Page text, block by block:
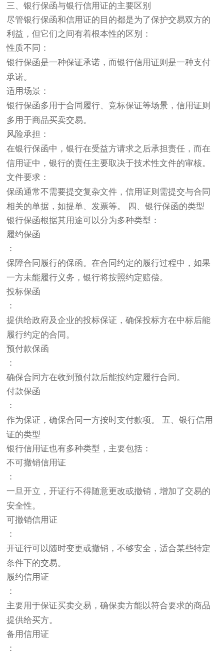
三、银行保函与银行信用证的主要区别
尽管银行保函和信用证的目的都是为了保护交易双方的
利益，但它们之间有着根本性的区别：
性质不同 ：
银行保函是一种保证承诺，而银行信用证则是一种支付
承诺。
适用场景 ：
银行保函多用于合同履行、竞标保证等场景，信用证则
多用于商品买卖交易。
风险承担 ：
在银行保函中，银行在受益方请求之后承担责任，而在
信用证中，银行的责任主要取决于技术性文件的审核。
文件要求 ：
保函通常不需要提交复杂文件，信用证则需提交与合同
相关的单据，如提单、发票等。 四、银行保函的类型
银行保函根据其用途可以分为多种类型：
履约保函
：
保障合同履行的保函。在合同约定的履行过程中，如果
一方未能履行义务，银行将按照约定赔偿。
投标保函
：
提供给政府及企业的投标保证，确保投标方在中标后能
履行约定的合同。
预付款保函
：
确保合同方在收到预付款后能按约定履行合同。
付款保函
：
作为保证，确保合同一方按时支付款项。 五、银行信用
证的类型
银行信用证也有多种类型，主要包括：
不可撤销信用证
：
一旦开立，开证行不得随意更改或撤销，增加了交易的
安全性。
可撤销信用证
：
开证行可以随时变更或撤销，不够安全，适合某些特定
条件下的交易。
履约信用证
：
主要用于保证买卖交易，确保卖方能以符合要求的商品
提供给买方。
备用信用证
：